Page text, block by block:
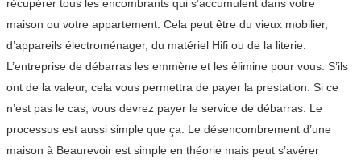
récupérer tous les encombrants qui s’accumulent dans votre
maison ou votre appartement. Cela peut être du vieux mobilier,
d’appareils électroménager, du matériel Hifi ou de la literie.
L’entreprise de débarras les emmène et les élimine pour vous. S’ils
ont de la valeur, cela vous permettra de payer la prestation. Si ce
n’est pas le cas, vous devrez payer le service de débarras. Le
processus est aussi simple que ça. Le désencombrement d’une
maison à Beaurevoir est simple en théorie mais peut s’avérer